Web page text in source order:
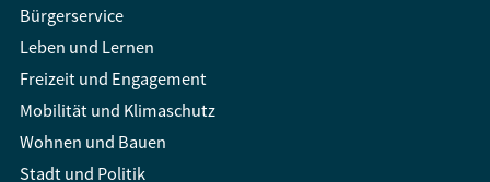
Bürgerservice
Leben und Lernen
Freizeit und Engagement
Mobilität und Klimaschutz
Wohnen und Bauen
Stadt und Politik